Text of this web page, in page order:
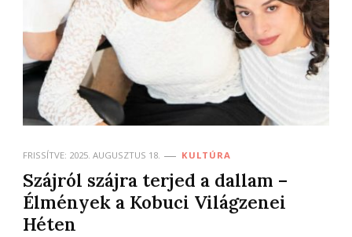
FRISSÍTVE: 2025. AUGUSZTUS 18. KULTÚRA
Szájról szájra terjed a dallam –
Élmények a Kobuci Világzenei
Héten